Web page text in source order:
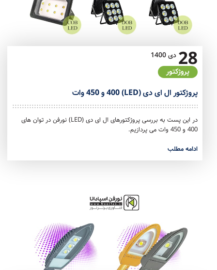
28دی1400
پروژکتور
پروژکتور ال ای دی (LED) 400 و 450 وات
در این پست به بررسی پروژکتورهای ال ای دی (LED) نورفن در توان های
400 و 450 وات می پردازیم.
ادامه مطلب